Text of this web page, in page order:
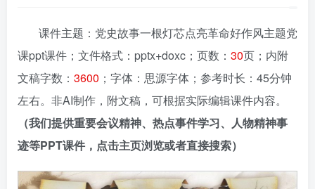
课件主题：党史故事一根灯芯点亮革命好作风主题党
课ppt课件；文件格式：pptx+doxc；页数： 30页；内附
文稿字数： 3600 ；字体：思源字体；参考时长：45分钟
左右。非AI制作，附文稿，可根据实际编辑课件内容。
（我们提供重要会议精神、热点事件学习、人物精神事
迹等PPT课件，点击主页浏览或者直接搜索）